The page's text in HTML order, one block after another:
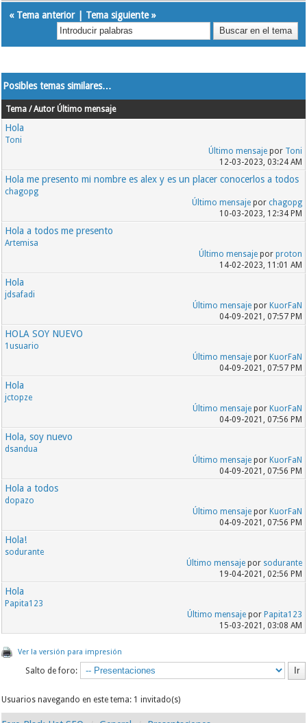
« Tema anterior| Tema siguiente»
Posibles temas similares…
Tema / Autor Último mensaje
Hola
Toni
Último mensajepor Toni
12-03-2023, 03:24 AM
Hola me presento mi nombre es alex y es un placer conocerlos a todos
chagopg
Último mensajepor chagopg
10-03-2023, 12:34 PM
Hola a todos me presento
Artemisa
Último mensajepor proton
14-02-2023, 11:01 AM
Hola
jdsafadi
Último mensajepor KuorFaN
04-09-2021, 07:57 PM
HOLA SOY NUEVO
1usuario
Último mensajepor KuorFaN
04-09-2021, 07:57 PM
Hola
jctopze
Último mensajepor KuorFaN
04-09-2021, 07:56 PM
Hola, soy nuevo
dsandua
Último mensajepor KuorFaN
04-09-2021, 07:56 PM
Hola a todos
dopazo
Último mensajepor KuorFaN
04-09-2021, 07:56 PM
Hola!
sodurante
Último mensajepor sodurante
19-04-2021, 02:56 PM
Hola
Papita123
Último mensajepor Papita123
15-03-2021, 03:08 AM
Ver la versión para impresión
Salto de foro:
Usuarios navegando en este tema: 1 invitado(s)